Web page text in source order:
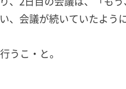
会議が続いていたよう
うこ・と。